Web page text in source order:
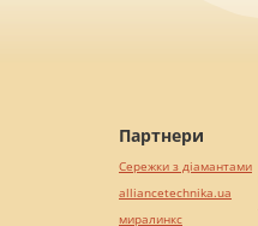
Партнери
Сережки з діамантами
alliancetechnika.ua
миралинкс